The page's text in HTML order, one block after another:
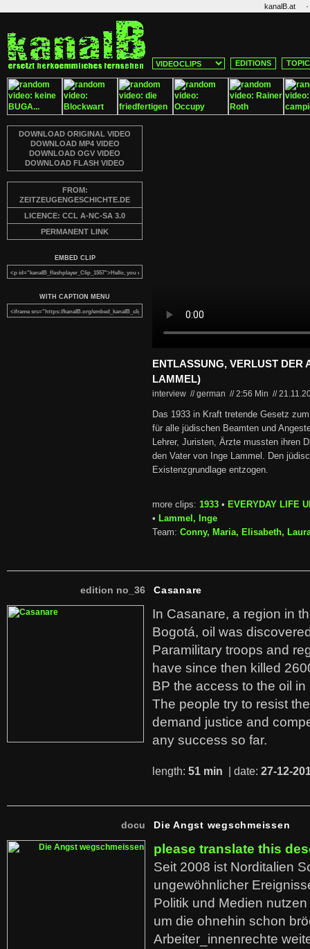
kanalB.at ·
EDITIONS
DOWNLOAD ORIGINAL VIDEO
DOWNLOAD MP4 VIDEO
DOWNLOAD OGV VIDEO
DOWNLOAD FLASH VIDEO
FROM:
ZEITZEUGENGESCHICHTE.DE
LICENCE: CCL A-NC-SA 3.0
PERMANENT LINK
EMBED CLIP
WITH CAPTION MENU
ENTLASSUNG, VERLUST DER
LAMMEL)
interview // german //2:56 Min //
Das 1933 in Kraft tretende Gesetz
für alle jüdischen Beamten und
Lehrer, Juristen, Ärzte mussten ihren
den Vater von Inge Lammel. Den
Existenzgrundlage entzogen.
more clips: 1933 • EVERYDAY LIFE
• Lammel, Inge
Team: Conny, Maria, Elisabeth,
edition no_36 Casanare
In Casanare, a region in
Bogotá, oil was
Paramilitary troops and
have since then killed
BP the access to the oil in
The people try to resist
demand justice and
any success so far.
length: 51 min | date: 27-12-
docu Die Angst wegschmeissen
please translate this
Seit 2008 ist Norditalien
ungewöhnlicher
Politik und Medien
um die ohnehin schon
Arbeiter_innenrechte